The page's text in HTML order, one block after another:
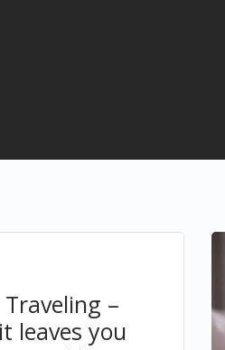
Traveling –
it leaves you